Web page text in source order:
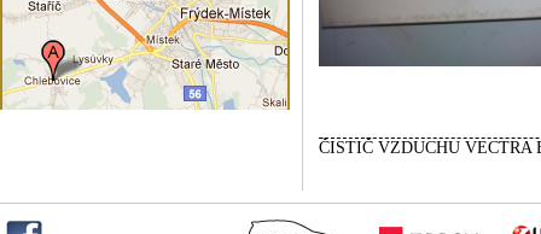
ČISTIČ VZDUCHU VECTRA